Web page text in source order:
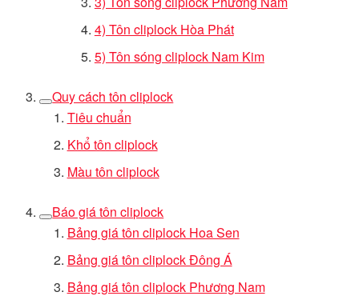
4) Tôn cliplock Hòa Phát
5) Tôn sóng cliplock Nam Kim
Quy cách tôn cliplock
Tiêu chuẩn
Khổ tôn cliplock
Màu tôn cliplock
Báo giá tôn cliplock
Bảng giá tôn cliplock Hoa Sen
Bảng giá tôn cliplock Đông Á
Bảng giá tôn cliplock Phương Nam